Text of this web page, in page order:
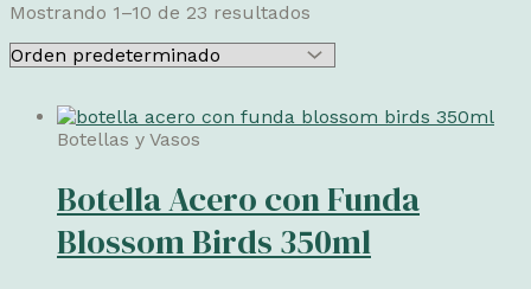
Mostrando 1–10 de 23 resultados
Botellas y Vasos
Botella Acero con Funda
Blossom Birds 350ml